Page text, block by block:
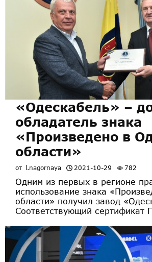
«Одескабель» –
обладатель знака
«Произведено в
области»
от l.nagornaya 2021-10-29 782
Одним из первых в регионе
использование знака
области» получил завод
Соответствующий сертификат